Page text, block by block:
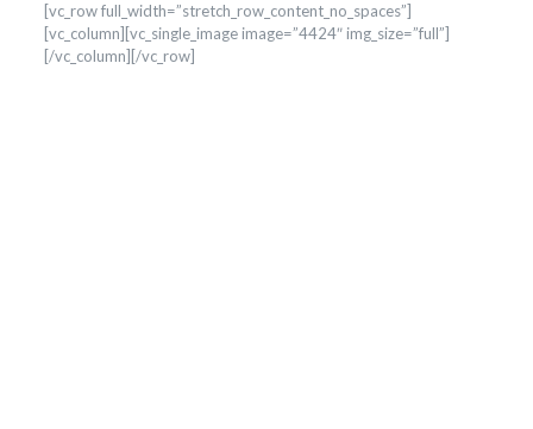
[vc_row full_width=”stretch_row_content_no_spaces”]
[vc_column][vc_single_image image=”4424″ img_size=”full”]
[/vc_column][/vc_row]